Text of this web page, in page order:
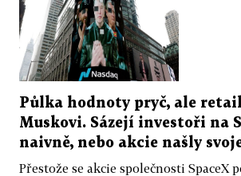
Půlka hodnoty pryč, ale
Muskovi. Sázejí investoři na
naivně, nebo akcie našly
Přestože se akcie společnosti SpaceX